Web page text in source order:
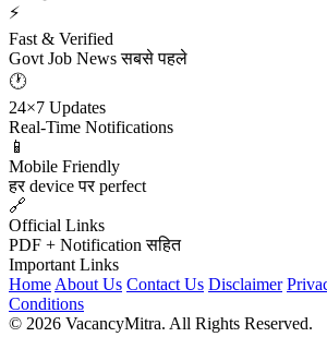
⚡
Fast & Verified
Govt Job News सबसे पहले
🕐
24×7 Updates
Real-Time Notifications
📱
Mobile Friendly
हर device पर perfect
🔗
Official Links
PDF + Notification सहित
Important Links
Home About Us Contact Us Disclaimer
Conditions
© 2026 VacancyMitra. All Rights Reserved.